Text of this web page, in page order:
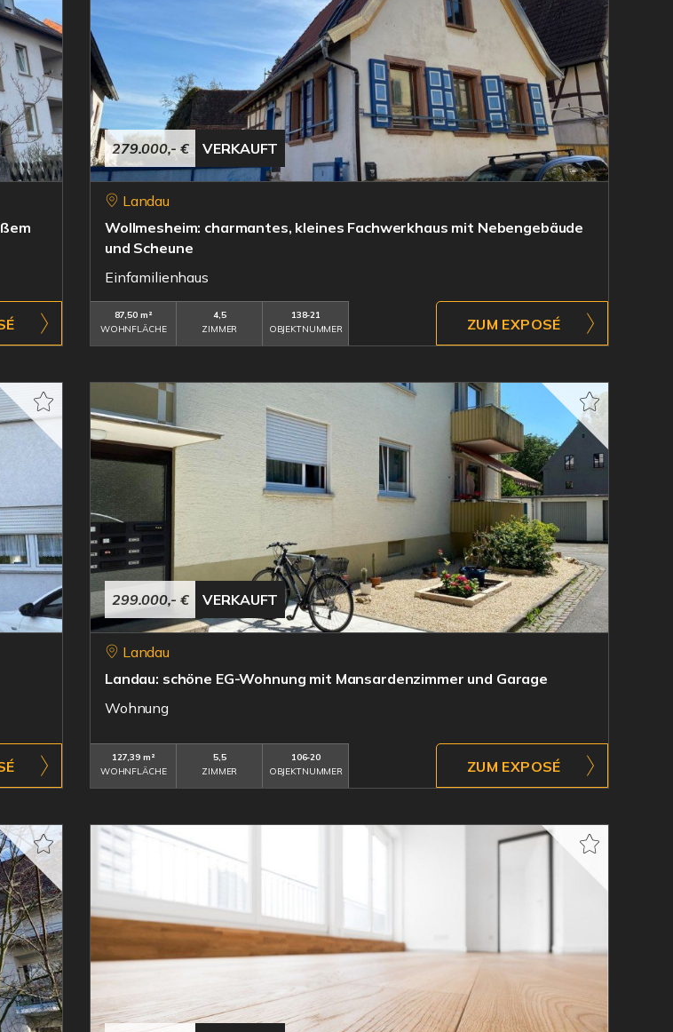
279.000,- € VERKAUFT
Landau
Wollmesheim: charmantes, kleines Fachwerkhaus mit Nebengebäude
und Scheune
Einfamilienhaus
87,50 m²
WOHNFLÄCHE
4,5
ZIMMER
138-21
OBJEKTNUMMER
ZUM EXPOSÉ
299.000,- € VERKAUFT
Landau
Landau: schöne EG-Wohnung mit Mansardenzimmer und Garage
Wohnung
127,39 m²
WOHNFLÄCHE
5,5
ZIMMER
106-20
OBJEKTNUMMER
ZUM EXPOSÉ